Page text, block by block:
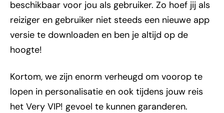
beschikbaar voor jou als gebruiker. Zo hoef jij als
reiziger en gebruiker niet steeds een nieuwe app
versie te downloaden en ben je altijd op de
hoogte!
Kortom, we zijn enorm verheugd om voorop te
lopen in personalisatie en ook tijdens jouw reis
het Very VIP! gevoel te kunnen garanderen.